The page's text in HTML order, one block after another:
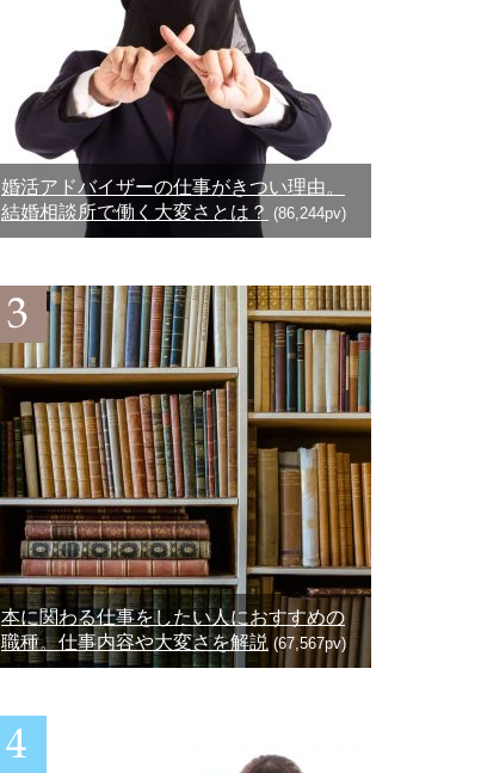
婚活アドバイザーの仕事がきつい理由。
結婚相談所で働く大変さとは？ (86,244pv)
本に関わる仕事をしたい人におすすめの
職種。仕事内容や大変さを解説 (67,567pv)